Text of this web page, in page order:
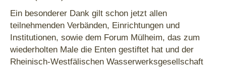
Ein besonderer Dank gilt schon jetzt allen
teilnehmenden Verbänden, Einrichtungen und
Institutionen, sowie dem Forum Mülheim, das zum
wiederholten Male die Enten gestiftet hat und der
Rheinisch-Westfälischen Wasserwerksgesellschaft